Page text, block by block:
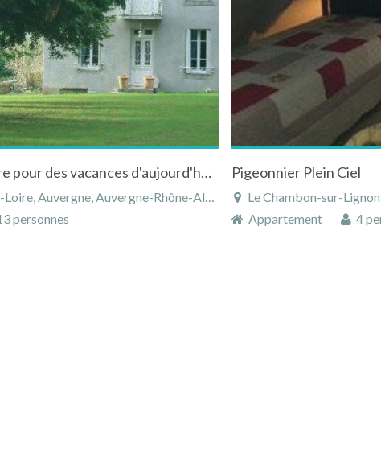
Le charme d'une maison de grand mère pour des vacances d'aujourd'hui auChambon-sur-Lignon
Auvergne-Rhône-Alpes, France
personnes
Pigeonnier Plein Ciel
Le Chambon-sur-Lignon
Appartement
4